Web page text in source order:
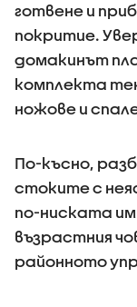
готвене и
покритие.
домакинът
комплекта
ножове и
По-късно,
стоките с
по-ниската им
възрастния
районното